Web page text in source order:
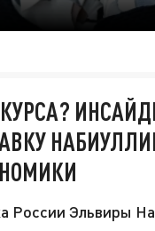
России Эльвиры